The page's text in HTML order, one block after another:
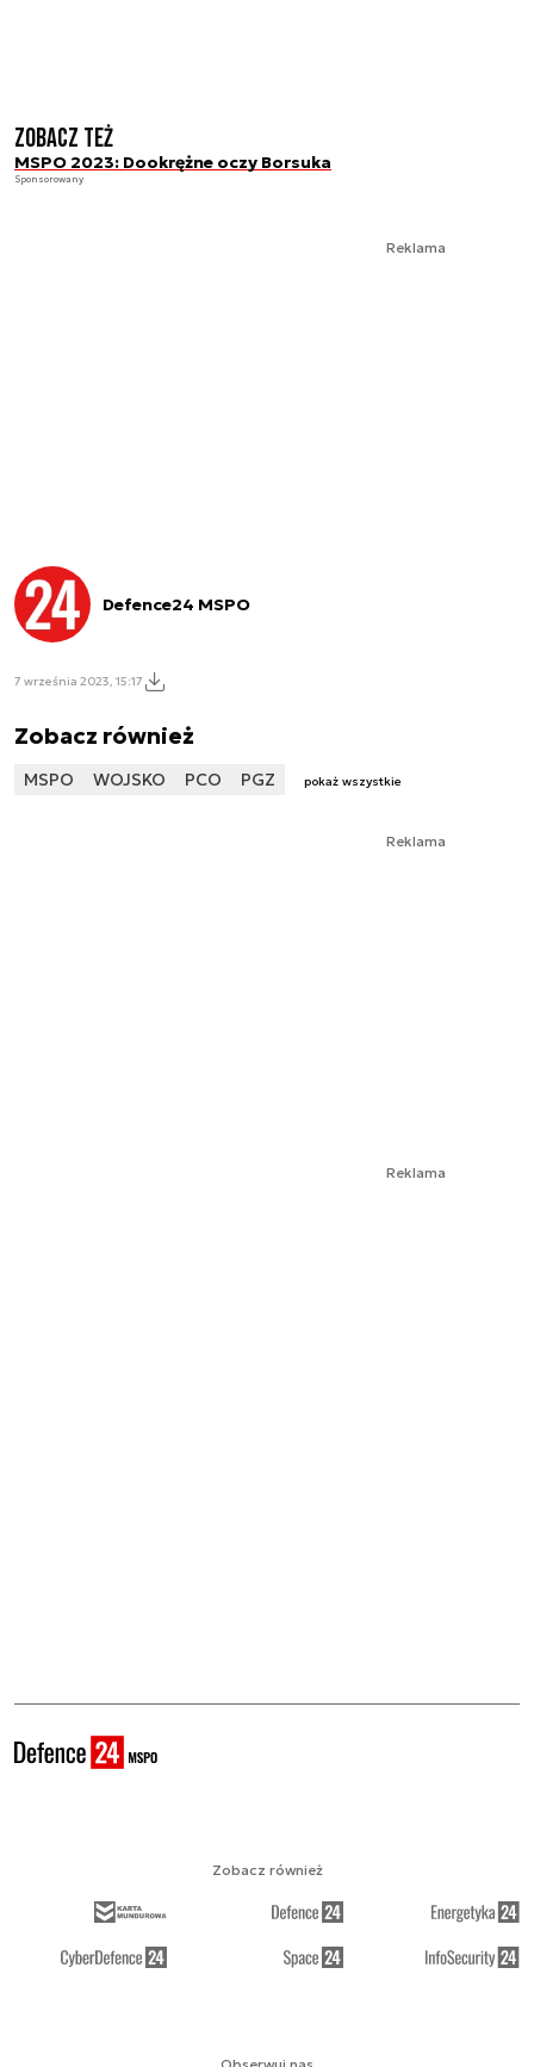
Zobacz też
MSPO 2023: Dookrężne oczy Borsuka
Sponsorowany
Reklama
Defence24 MSPO
7 września 2023, 15:17
Zobacz również
MSPO WOJSKO PCO PGZ pokaż wszystkie
Reklama
Reklama
Zobacz również